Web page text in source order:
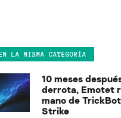
LA MISMA CATEGORÍA
10 meses
derrota, Emotet
mano de
Strike